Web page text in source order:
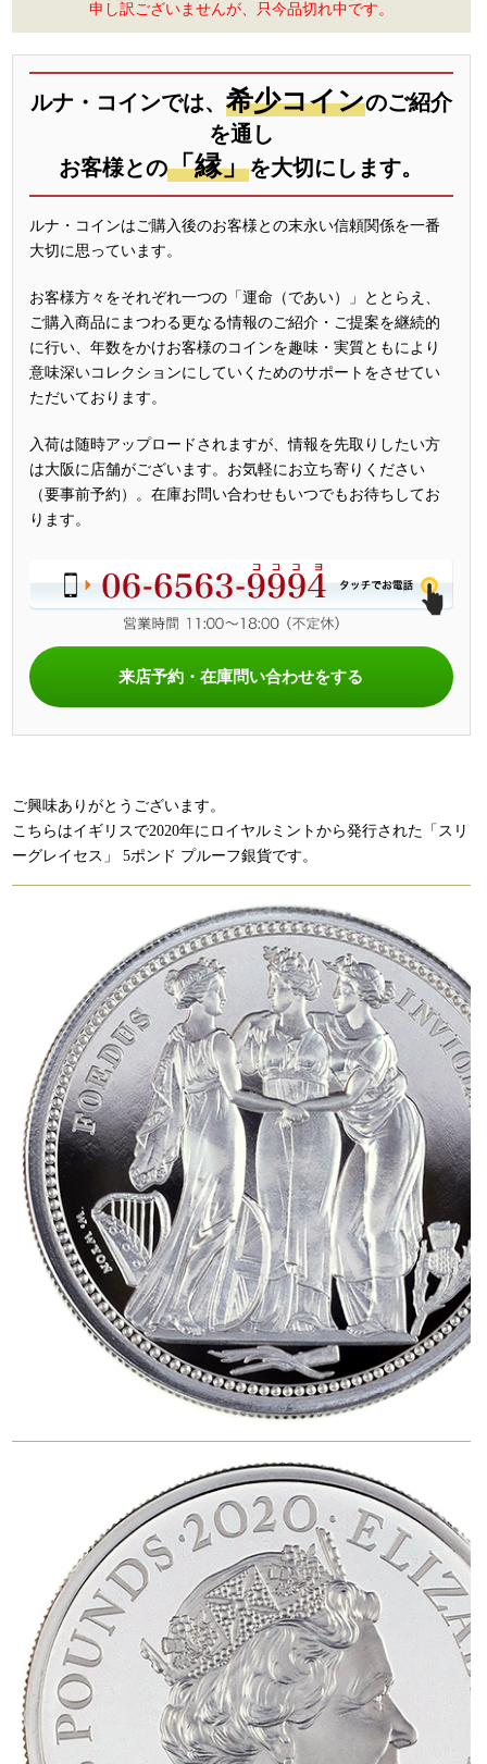
申し訳ございませんが、只今品切れ中です。
ルナ・コインでは、 希少コインのご紹介
を通し
お客様との「縁」を大切にします。
ルナ・コインはご購入後のお客様との末永い信頼関係を一番
大切に思っています。
お客様方々をそれぞれ一つの「運命（であい）」ととらえ、
ご購入商品にまつわる更なる情報のご紹介・ご提案を継続的
に行い、年数をかけお客様のコインを趣味・実質ともにより
意味深いコレクションにしていくためのサポートをさせてい
ただいております。
入荷は随時アップロードされますが、情報を先取りしたい方
は大阪に店舗がございます。お気軽にお立ち寄りください
（要事前予約）。在庫お問い合わせもいつでもお待ちしてお
ります。
来店予約・在庫問い合わせをする
ご興味ありがとうございます。
こちらはイギリスで2020年にロイヤルミントから発行された「スリ
ーグレイセス」 5ポンド プルーフ銀貨です。